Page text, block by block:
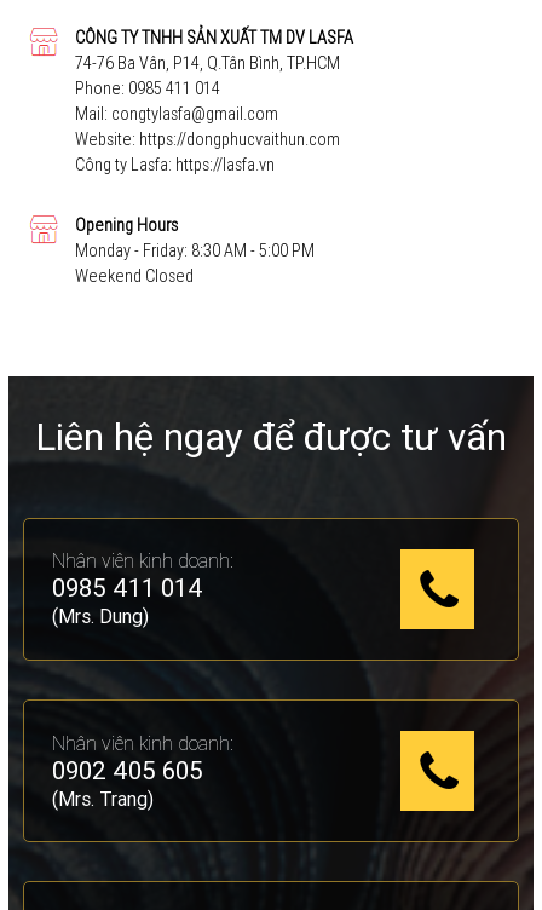
CÔNG TY TNHH SẢN XUẤT TM DV LASFA
74-76 Ba Vân, P14, Q.Tân Bình, TP.HCM
Phone: 0985 411 014
Mail: congtylasfa@gmail.com
Website: https://dongphucvaithun.com
Công ty Lasfa: https://lasfa.vn
Opening Hours
Monday - Friday: 8:30 AM - 5:00 PM
Weekend Closed
Liên hệ ngay để được tư vấn
Nhân viên kinh doanh:
0985 411 014
(Mrs. Dung)
Nhân viên kinh doanh:
0902 405 605
(Mrs. Trang)